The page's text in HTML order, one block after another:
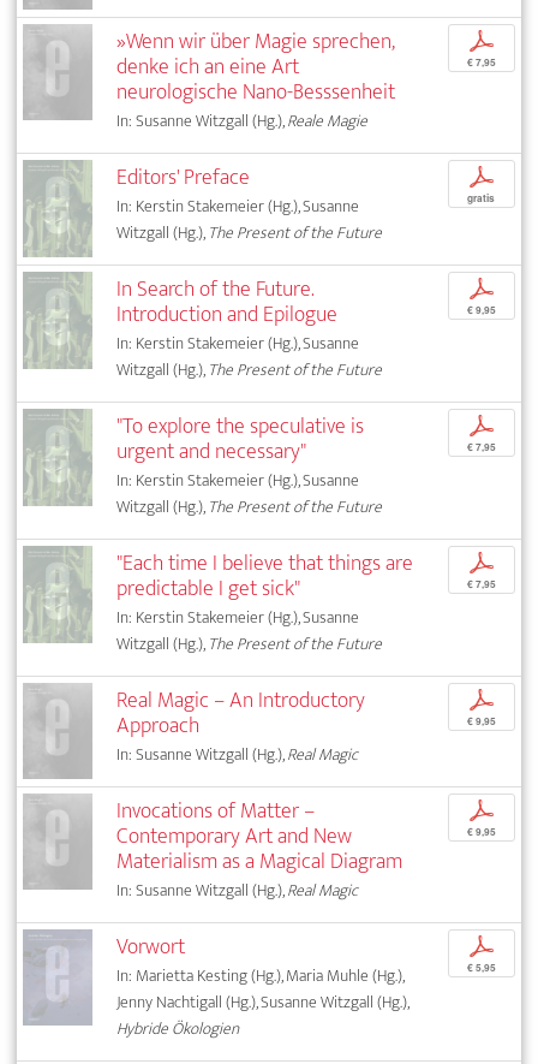
»Wenn wir über Magie sprechen,
denke ich an eine Art
neurologische Nano-Besssenheit
In: Susanne Witzgall (Hg.),Reale Magie
p
€ 7,95
Editors' Preface
In: Kerstin Stakemeier (Hg.), Susanne
Witzgall (Hg.),The Present of the Future
p
gratis
In Search of the Future.
Introduction and Epilogue
In: Kerstin Stakemeier (Hg.), Susanne
Witzgall (Hg.),The Present of the Future
p
€ 9,95
"To explore the speculative is
urgent and necessary"
In: Kerstin Stakemeier (Hg.), Susanne
Witzgall (Hg.),The Present of the Future
p
€ 7,95
"Each time I believe that things are
predictable I get sick"
In: Kerstin Stakemeier (Hg.), Susanne
Witzgall (Hg.),The Present of the Future
p
€ 7,95
Real Magic – An Introductory
Approach
In: Susanne Witzgall (Hg.),Real Magic
p
€ 9,95
Invocations of Matter –
Contemporary Art and New
Materialism as a Magical Diagram
In: Susanne Witzgall (Hg.),Real Magic
p
€ 9,95
Vorwort
In: Marietta Kesting (Hg.), Maria Muhle (Hg.),
Jenny Nachtigall (Hg.), Susanne Witzgall (Hg.),
Hybride Ökologien
p
€ 5,95